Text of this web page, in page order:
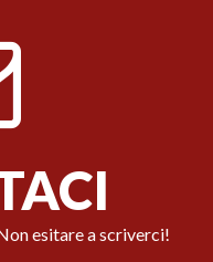
esitare a scriverci!